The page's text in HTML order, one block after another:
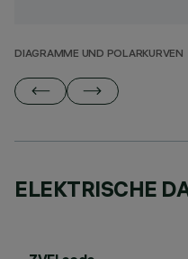
DIAGRAMME UND POLARKURVEN
ELEKTRISCHE